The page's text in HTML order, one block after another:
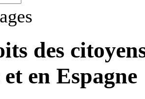
des
en Espagne